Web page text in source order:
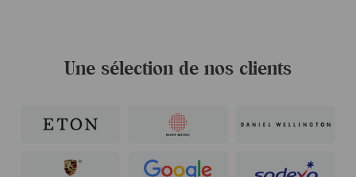
Une sélection de nos clients